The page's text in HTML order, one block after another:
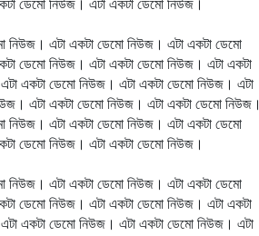
নিউজ। এটা একটা ডেমো নিউজ। এটা একটা ডেমো
ডেমো নিউজ। এটা একটা ডেমো নিউজ। এটা একটা
একটা ডেমো নিউজ। এটা একটা ডেমো নিউজ। এটা
এটা একটা ডেমো নিউজ। এটা একটা ডেমো নিউজ।
নিউজ। এটা একটা ডেমো নিউজ। এটা একটা ডেমো
ডেমো নিউজ। এটা একটা ডেমো নিউজ।
নিউজ। এটা একটা ডেমো নিউজ। এটা একটা ডেমো
ডেমো নিউজ। এটা একটা ডেমো নিউজ। এটা একটা
একটা ডেমো নিউজ। এটা একটা ডেমো নিউজ। এটা